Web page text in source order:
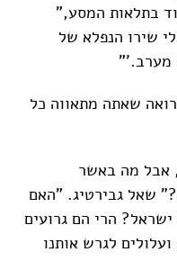
בתלאות המסע,"
שירו הנפלא של
מערב.'"
שאתה מתאווה כל
אבל מה באשר
שאל גבירטיג. "האם
הרי הם גרועים
לגרש אותנו